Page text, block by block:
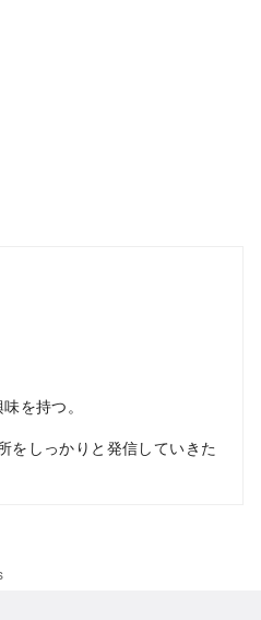
を持つ。
をしっかりと発信していきた